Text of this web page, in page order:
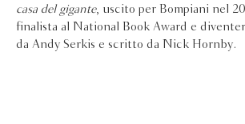
casa del gigante, uscito per Bompiani nel
finalista al National Book Award e
da Andy Serkis e scritto da Nick Hornby.